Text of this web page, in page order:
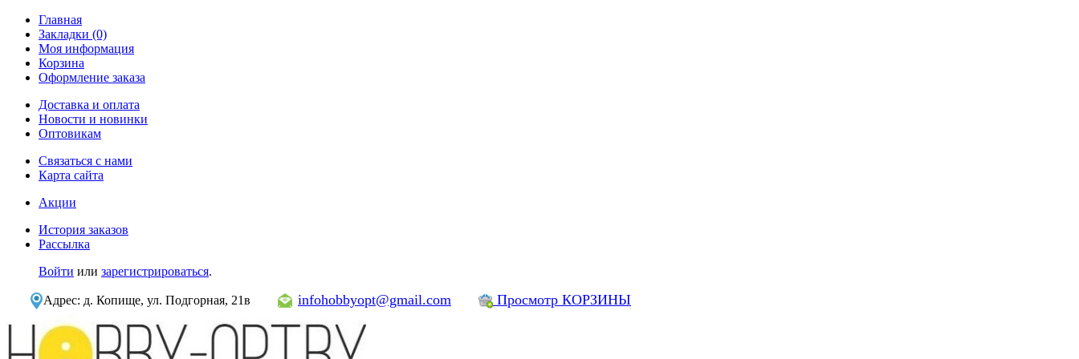
Главная
Закладки (0)
Моя информация
Корзина
Оформление заказа
Доставка и оплата
Новости и новинки
Оптовикам
Связаться с нами
Карта сайта
Акции
История заказов
Рассылка
Войти или зарегистрироваться.
Адрес: д. Копище, ул. Подгорная, 21в infohobbyopt@gmail.com Просмотр КОРЗИНЫ